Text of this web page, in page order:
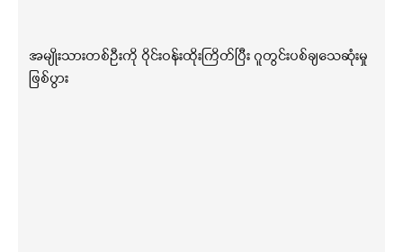
အမျိုးသားတစ်ဦးကို ဝိုင်းဝန်းထိုးကြိတ်ပြီး ဂူတွင်းပစ်ချသေဆုံးမှု
ဖြစ်ပွား